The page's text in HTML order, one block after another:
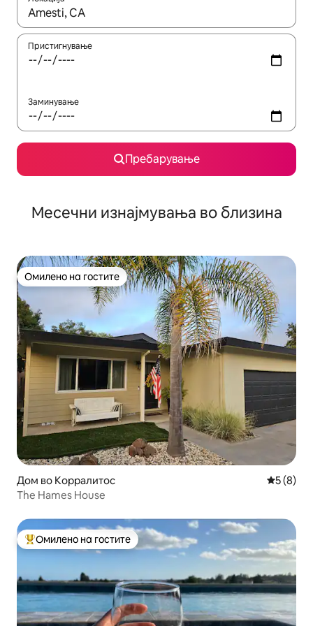
Кога резултатите се достапни, движете се со копчињата
Пристигнување
Заминување
Пребарување
Месечни изнајмувања во близина
Омилено на гостите
Омилено на гостите
Дом во Корралитос
5 (8)
The Hames House
Меѓу најуспешните „Омилени на гостите“
Омилено на гостите